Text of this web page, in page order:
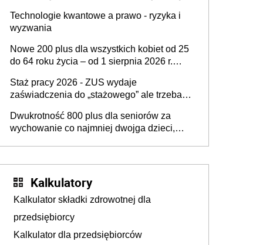
Technologie kwantowe a prawo - ryzyka i
wyzwania
Nowe 200 plus dla wszystkich kobiet od 25
do 64 roku życia – od 1 sierpnia 2026 r.
programu rządowego
Staż pracy 2026 - ZUS wydaje
zaświadczenia do „stażowego” ale trzeba
sprzed 1999 roku). Jak odebrać
zaświadczenie z ZUS?
Dwukrotność 800 plus dla seniorów za
wychowanie co najmniej dwojga dzieci,
Zapadła decyzja Sejmu
Kalkulatory
Kalkulator składki zdrowotnej dla
przedsiębiorcy
Kalkulator dla przedsiębiorców